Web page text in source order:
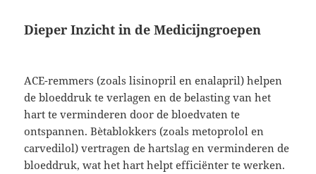
Dieper Inzicht in de Medicijngroepen
ACE-remmers (zoals lisinopril en enalapril) helpen
de bloeddruk te verlagen en de belasting van het
hart te verminderen door de bloedvaten te
ontspannen. Bètablokkers (zoals metoprolol en
carvedilol) vertragen de hartslag en verminderen de
bloeddruk, wat het hart helpt efficiënter te werken.